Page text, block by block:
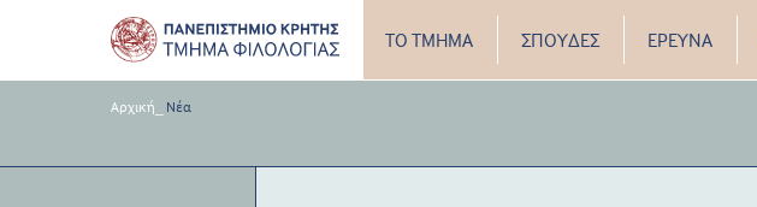
ΤΟ ΤΜΗΜΑ ΣΠΟΥΔΕΣ ΕΡΕΥΝΑ
Αρχική Νέα